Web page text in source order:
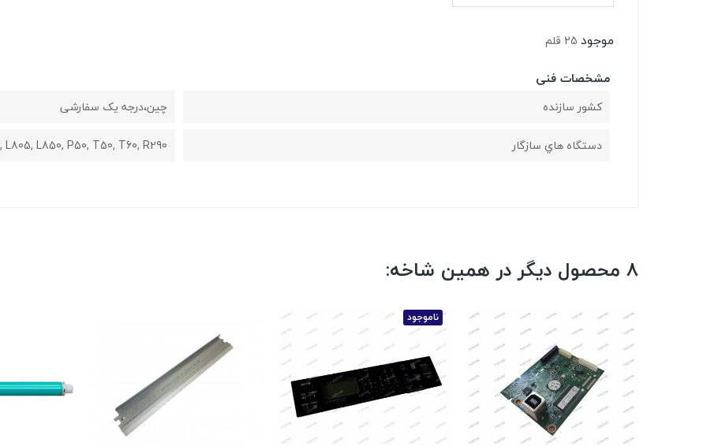
موجود 25 قلم
مشخصات فنی
کشور سازنده
چین،درجه یک سفارشی
دستگاه هاي سازگار
L805, L850, P50, T50, T60, R290
8 محصول دیگر در همین شاخه:
ناموجود